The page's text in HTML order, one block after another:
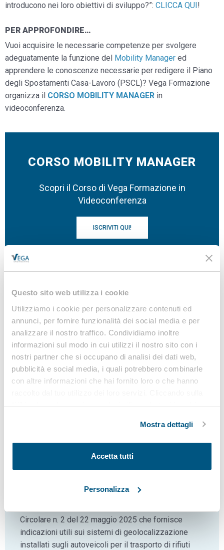
Questo sito web utilizza i cookie
Utilizziamo i cookie per personalizzare contenuti ed
annunci, per fornire funzionalità dei social media e per
analizzare il nostro traffico. Condividiamo inoltre
informazioni sul modo in cui utilizzi il nostro sito con i
nostri partner che si occupano di analisi dei dati web,
pubblicità e social media, i quali potrebbero combinarle
con altre informazioni che hai fornito loro o che hanno
“X” in alto a destra si procederà rifiutando tutti i cookie,
Mostra dettagli
Accetta tutti
Personalizza
introducono nei loro obiettivi di sviluppo?”: CLICCA QUI!
PER APPROFONDIRE…
Vuoi acquisire le necessarie competenze per svolgere
adeguatamente la funzione del Mobility Manager ed
apprendere le conoscenze necessarie per redigere il Piano
degli Spostamenti Casa-Lavoro (PSCL)? Vega Formazione
organizza il CORSO MOBILITY MANAGER in
videoconferenza.
CORSO MOBILITY MANAGER
Scopri il Corso di Vega Formazione in
Videoconferenza
ISCRIVITI QUI!
News correlate
CATEGORIA 9 ANGA: LA CIRCOLARE 4/2026
CHIARISCE ISCRIZIONE E CLASSI
8 Luglio 2026
Nuovi chiarimenti per le imprese che operano nella
bonifica dei siti contaminati. La Circolare dell’Albo
per calcolare correttamente gli importi cantierabili e
TRASPORTO RIFIUTI PERICOLOSI: OBBLIGHI DI
GEOLOCALIZZAZIONE SUI VEICOLI DAL 2025
23 Maggio 2025
Circolare n. 2 del 22 maggio 2025 che fornisce
indicazioni utili sui sistemi di geolocalizzazione
installati sugli autoveicoli per il trasporto di rifiuti